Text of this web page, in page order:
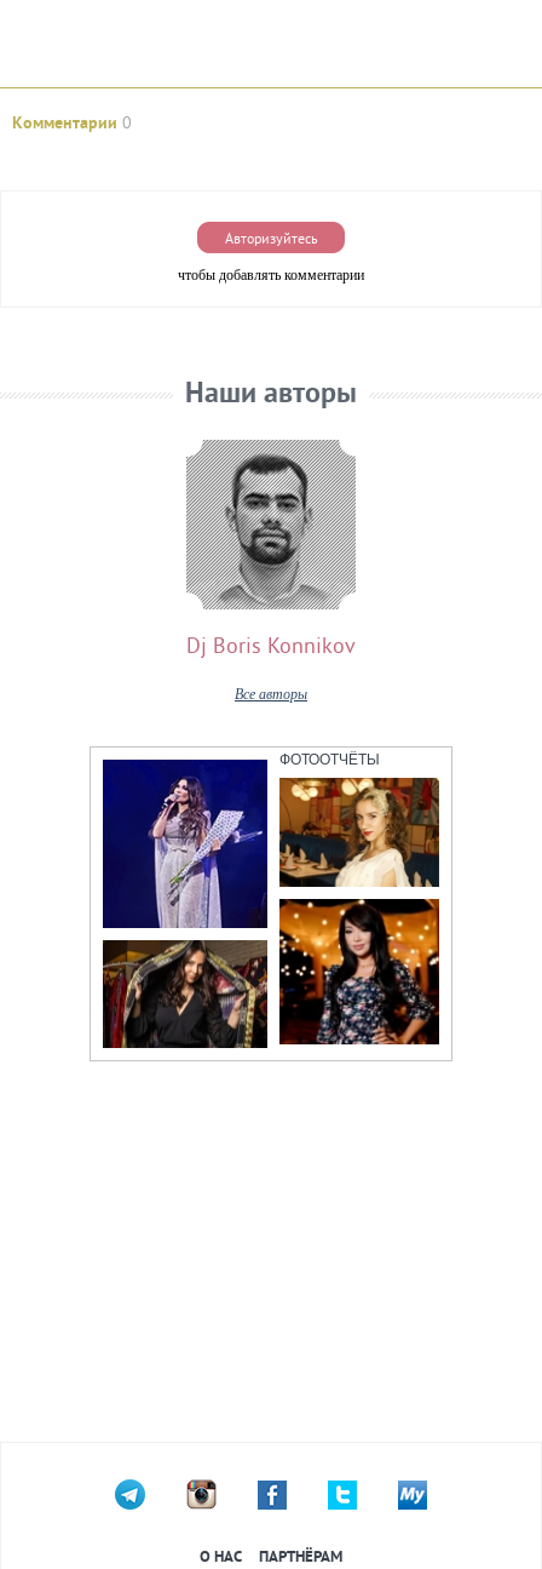
Комментарии 0
Авторизуйтесь
чтобы добавлять комментарии
Наши авторы
Dj Boris Konnikov
Все авторы
ФОТООТЧЁТЫ
О НАС ПАРТНЁРАМ